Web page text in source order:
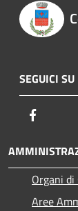
SEGUICI SU
Organi di
Aree